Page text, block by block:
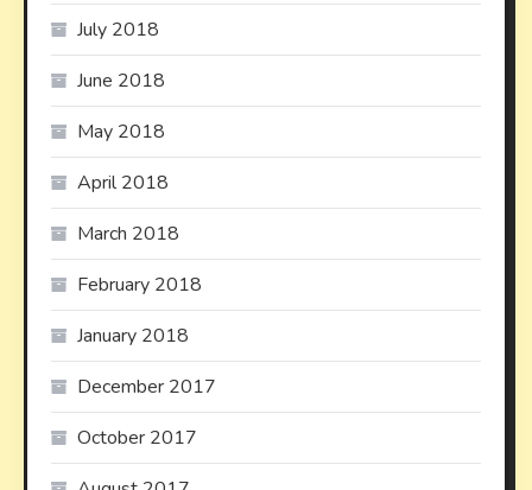
July 2018
June 2018
May 2018
April 2018
March 2018
February 2018
January 2018
December 2017
October 2017